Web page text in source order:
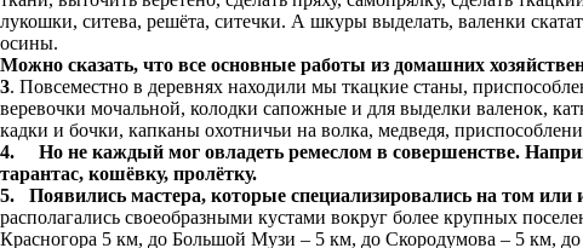
лукошки, ситева, решёта, ситечки. А шкуры выделать, валенки
осины.
Можно сказать, что все основные работы из домашних
3. Повсеместно в деревнях находили мы ткацкие станы,
веревочки мочальной, колодки сапожные и для выделки валенок,
кадки и бочки, капканы охотничьи на волка, медведя,
4. Но не каждый мог овладеть ремеслом в совершенстве.
тарантас, кошёвку, пролётку.
5. Появились мастера, которые специализировались на том или
располагались своеобразными кустами вокруг более крупных
Красногора 5 км, до Большой Музи – 5 км, до Скородумова – 5 км,